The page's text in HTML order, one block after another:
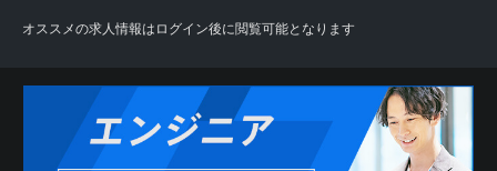
オススメの求人情報はログイン後に閲覧可能となります